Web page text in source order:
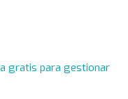
gratis para gestionar